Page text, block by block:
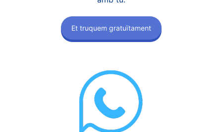
Et truquem gratuïtament